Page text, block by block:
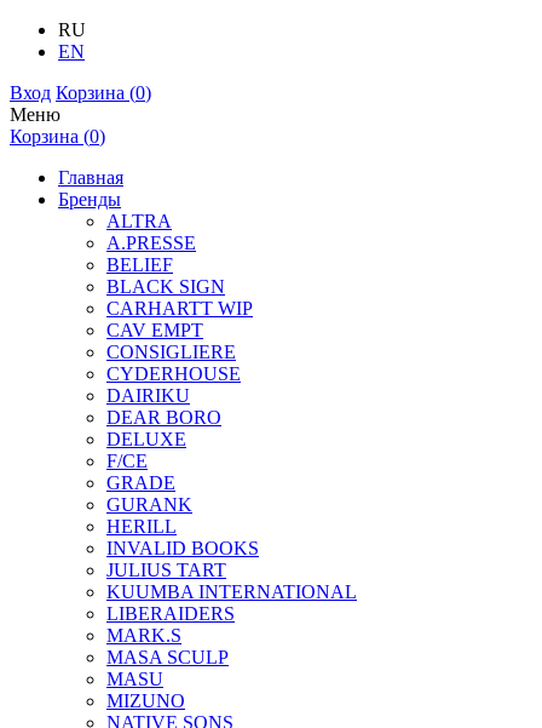
RU
EN
Вход Корзина (0)
Меню
Корзина (0)
Главная
Бренды
ALTRA
A.PRESSE
BELIEF
BLACK SIGN
CARHARTT WIP
CAV EMPT
CONSIGLIERE
CYDERHOUSE
DAIRIKU
DEAR BORO
DELUXE
F/CE
GRADE
GURANK
HERILL
INVALID BOOKS
JULIUS TART
KUUMBA INTERNATIONAL
LIBERAIDERS
MARK.S
MASA SCULP
MASU
MIZUNO
NATIVE SONS